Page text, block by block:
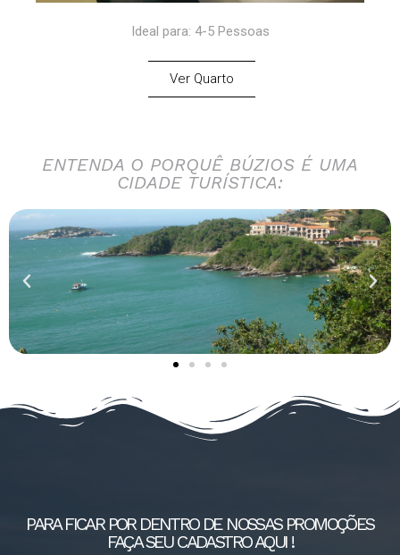
Ideal para: 4-5 Pessoas
Ver Quarto
ENTENDA O PORQUÊ BÚZIOS É UMA
CIDADE TURÍSTICA:
PARA FICAR POR DENTRO DE NOSSAS PROMOÇÕES
FAÇA SEU CADASTRO AQUI !